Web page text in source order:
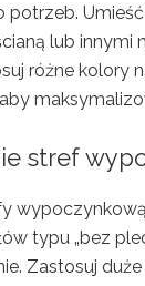
lub innymi
różne kolory
stref
typu „bez
Zastosuj